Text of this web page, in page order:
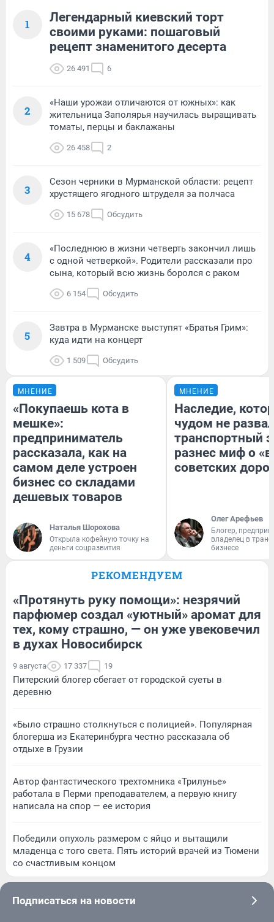
1
Легендарный киевский торт
своими руками: пошаговый
рецепт знаменитого десерта
26 491 6
2
«Наши урожаи отличаются от южных»: как
жительница Заполярья научилась выращивать
томаты, перцы и баклажаны
26 458 2
3
Сезон черники в Мурманской области: рецепт
хрустящего ягодного штруделя за полчаса
15 678 Обсудить
4
«Последнюю в жизни четверть закончил лишь
с одной четверкой». Родители рассказали про
сына, который всю жизнь боролся с раком
6 154 Обсудить
5
Завтра в Мурманске выступят «Братья Грим»:
куда идти на концерт
1 509 Обсудить
МНЕНИЕ
«Покупаешь кота в
мешке»:
предприниматель
рассказала, как на
самом деле устроен
бизнес со складами
дешевых товаров
Наталья Шорохова
Открыла кофейную точку на
деньги соцразвития
МНЕНИЕ
Наследие,
чудом не
транспортный
разнес миф о
советских
Олег Арефьев
Блогер,
владелец в
бизнесе
РЕКОМЕНДУЕМ
«Протянуть руку помощи»: незрячий
парфюмер создал «уютный» аромат для
тех, кому страшно, — он уже увековечил
в духах Новосибирск
9 августа 17 337 19
Питерский блогер сбегает от городской суеты в
деревню
«Было страшно столкнуться с полицией». Популярная
блогерша из Екатеринбурга честно рассказала об
отдыхе в Грузии
Автор фантастического трехтомника «Трилунье»
работала в Перми преподавателем, а первую книгу
написала на спор — ее история
Победили опухоль размером с яйцо и вытащили
младенца с того света. Пять историй врачей из Тюмени
со счастливым концом
Подписаться на новости